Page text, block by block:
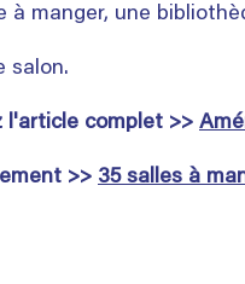
à manger, une
salon.
l'article complet >>
>> 35 salles à